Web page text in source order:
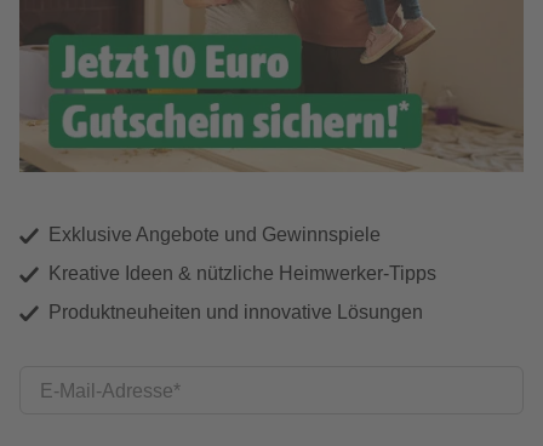
Exklusive Angebote und Gewinnspiele
Kreative Ideen & nützliche Heimwerker-Tipps
Produktneuheiten und innovative Lösungen
E-Mail-Adresse